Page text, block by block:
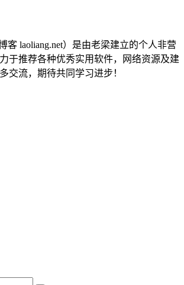
客 laoliang.net）是由老梁建立的个人非营
于推荐各种优秀实用软件，网络资源及建
交流，期待共同学习进步！